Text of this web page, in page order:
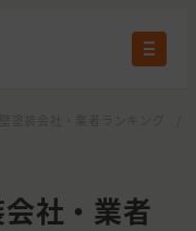
社・業者